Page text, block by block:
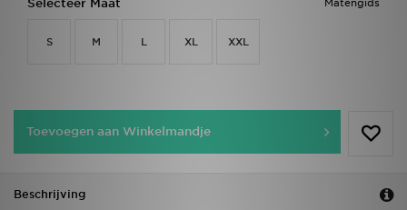
Matengids
Selecteer Maat
S M L XL XXL
Toevoegen aan Winkelmandje
Beschrijving